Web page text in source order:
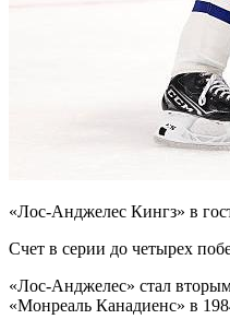
«Лос-Анджелес Кингз» в
Счет в серии до четырех
«Лос-Анджелес» стал
«Монреаль Канадиенс» в